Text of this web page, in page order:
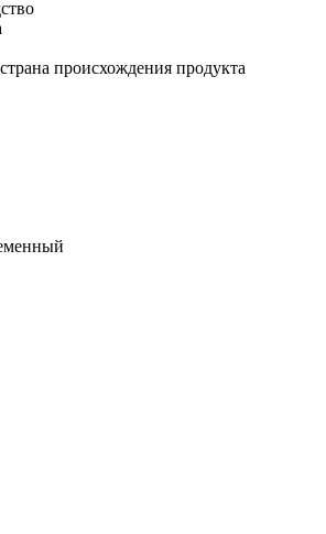
происхождения продукта